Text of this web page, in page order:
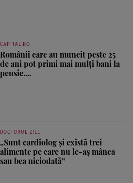
CAPITAL.RO
Românii care au muncit peste 25
de ani pot primi mai mulți bani la
pensie....
DOCTORUL ZILEI
„Sunt cardiolog și există trei
alimente pe care nu le-aș mânca
sau bea niciodată”